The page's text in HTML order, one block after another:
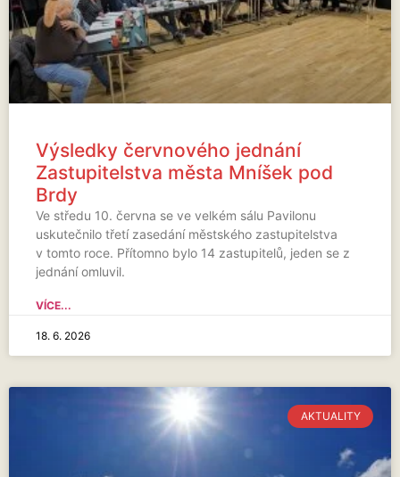
Výsledky červnového jednání
Zastupitelstva města Mníšek pod
Brdy
Ve středu 10. června se ve velkém sálu Pavilonu
uskutečnilo třetí zasedání městského zastupitelstva
v tomto roce. Přítomno bylo 14 zastupitelů, jeden se z
jednání omluvil.
VÍCE...
18. 6. 2026
AKTUALITY